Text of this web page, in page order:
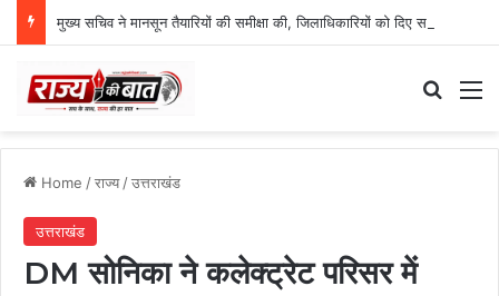
Home /राज्य/उत्तराखंड
उत्तराखंड
DM सोनिका ने कलेक्ट्रेट परिसर में